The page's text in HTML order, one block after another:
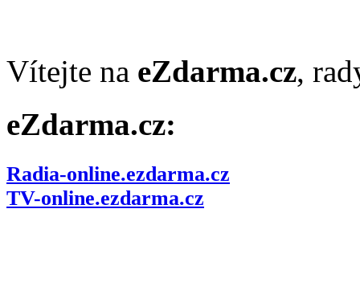
Vítejte na eZdarma.cz,
eZdarma.cz:
Radia-online.ezdarma.cz
TV-online.ezdarma.cz